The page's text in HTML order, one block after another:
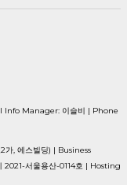
Info Manager: 이슬비 | Phone
가, 에스빌딩) | Business
2021-서울용산-0114호 | Hosting